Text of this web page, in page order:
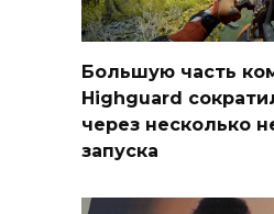
Большую часть
Highguard
через несколько
запуска